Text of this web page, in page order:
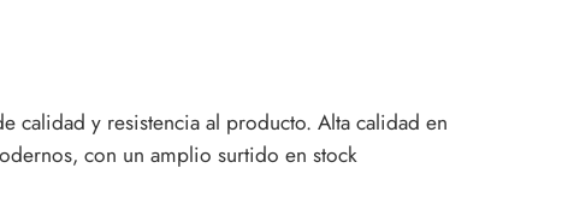
calidad y resistencia al producto. Alta calidad en
con un amplio surtido en stock